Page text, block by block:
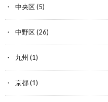
中央区(5)
中野区(26)
九州 (1)
京都(1)